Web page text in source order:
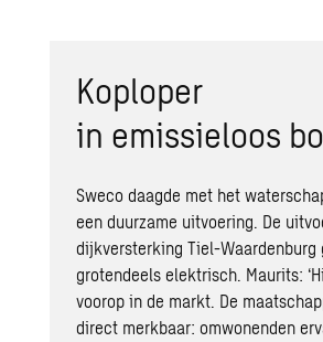
Koploper
in emissieloos
Sweco daagde met het
een duurzame uitvoering. De
dijkversterking Tiel-Waardenburg
grotendeels elektrisch. Maurits:
voorop in de markt. De
direct merkbaar: omwonenden